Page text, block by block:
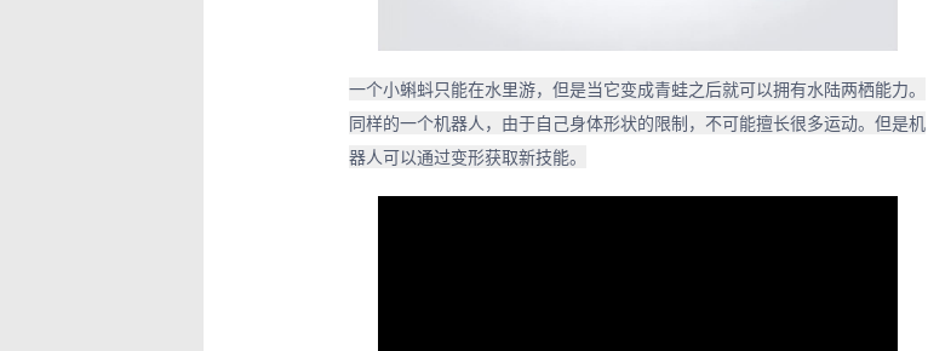
一个小蝌蚪只能在水里游，但是当它变成青蛙之后就可以拥有水陆两栖能力。
同样的一个机器人，由于自己身体形状的限制，不可能擅长很多运动。但是机
器人可以通过变形获取新技能。